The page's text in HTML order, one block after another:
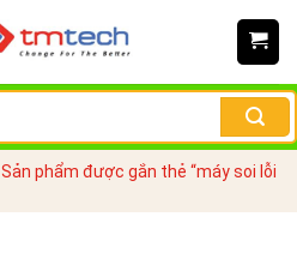
Sản phẩm được gắn thẻ “máy soi lỗi